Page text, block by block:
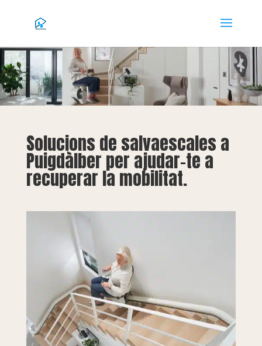
Solucions de salvaescales a
Puigdàlber per ajudar-te a
recuperar la mobilitat.